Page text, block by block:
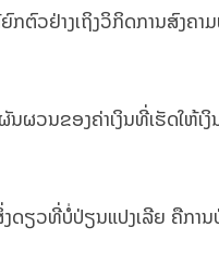
ກຕົວຢ່າງເຖິງວິກິດການສົງ
ວນຂອງຄ່າເງິນທີ່ເຮັດໃຫ້ເ
ຽວທີ່ບໍ່ປ່ຽນແປງເລີຍ ຄືກາ